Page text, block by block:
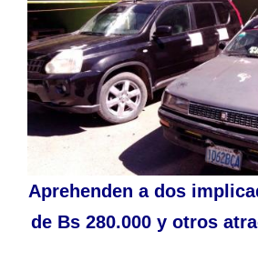
Aprehenden a dos
de Bs 280.000 y otros